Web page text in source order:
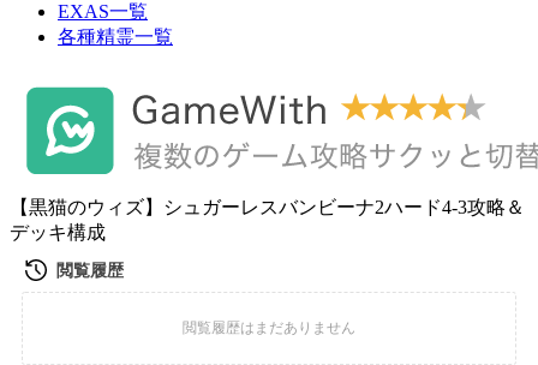
EXAS一覧
各種精霊一覧
【黒猫のウィズ】シュガーレスバンビーナ2ハード4-3攻略＆
デッキ構成